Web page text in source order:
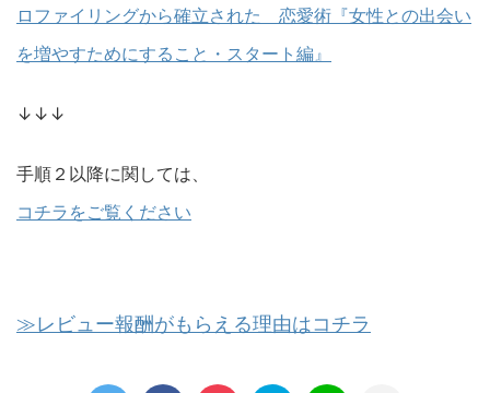
ロファイリングから確立された 恋愛術『女性との出会い
を増やすためにすること・スタート編』
↓↓↓
手順２以降に関しては、
コチラをご覧ください
≫レビュー報酬がもらえる理由はコチラ